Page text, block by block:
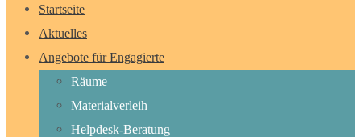
Zum
Inhalt
springen
Startseite
Aktuelles
Angebote für Engagierte
Räume
Materialverleih
Helpdesk-Beratung